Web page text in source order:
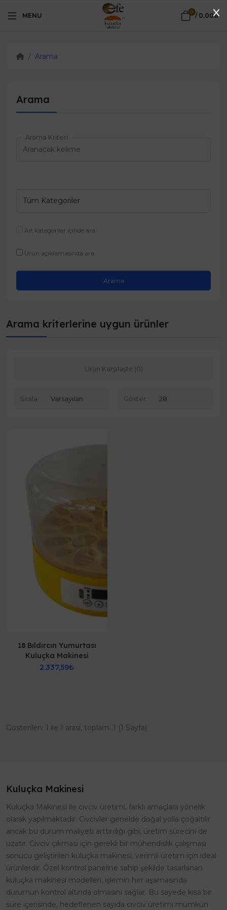
MENU 0 / 0,00₺
Arama
Arama
Arama Kriteri
Alt kategoriler içinde ara
Ürün açıklamasında ara.
Arama kriterlerine uygun ürünler
Ürün Karşılaştır (0)
Sırala: Göster:
18 Bıldırcın Yumurtası
Kuluçka Makinesi
2.337,59₺
Gösterilen: 1 ile 1 arası, toplam: 1 (1 Sayfa)
Kuluçka Makinesi
Kuluçka Makinesi ile civciv üretimi, farklı amaçlara yönelik
olarak yapılmaktadır. Civcivler genelde doğal yolla çoğaltılır
ancak bu durum maliyeti arttırdığı gibi, üretim sürecini de
uzatır. Civciv çıkması için gerekli bir mühendislik çalışması
sonucu geliştirilen kuluçka makinesi, verimli üretim için ideal
ürünlerdir. Özel kontrol paneline sahip şekilde tasarlanan
kuluçka makinesi modelleri, işlemin her aşamasında
durumun kontrol altında olmasını sağlar. Bu sayede kısa bir
süre içerisinde, hedeflenen sayıda civciv üretimi mümkün